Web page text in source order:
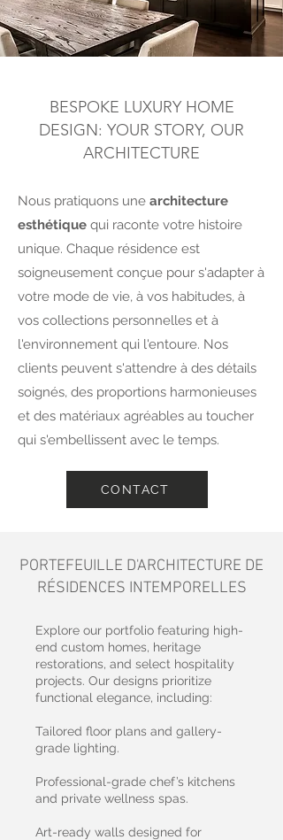
BESPOKE LUXURY HOME
DESIGN: YOUR STORY, OUR
ARCHITECTURE
Nous pratiquons une architecture
esthétique qui raconte votre histoire
unique. Chaque résidence est
soigneusement conçue pour s'adapter à
votre mode de vie, à vos habitudes, à
vos collections personnelles et à
l'environnement qui l'entoure. Nos
clients peuvent s'attendre à des détails
soignés, des proportions harmonieuses
et des matériaux agréables au toucher
qui s'embellissent avec le temps.
CONTACT
PORTEFEUILLE D'ARCHITECTURE DE
RÉSIDENCES INTEMPORELLES
Explore our portfolio featuring high-
end custom homes, heritage
restorations, and select hospitality
projects. Our designs prioritize
functional elegance, including:
Tailored floor plans and gallery-
grade lighting.
Professional-grade chef’s kitchens
and private wellness spas.
Art-ready walls designed for